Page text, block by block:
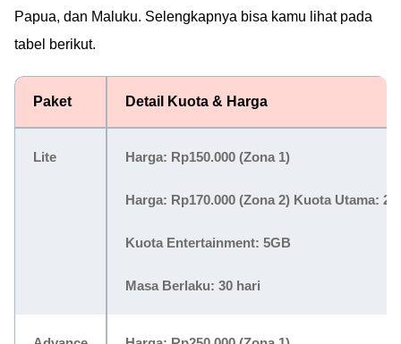
Papua, dan Maluku. Selengkapnya bisa kamu lihat pada
tabel berikut.
Paket Detail Kuota & Harga
Lite Harga: Rp150.000 (Zona 1)
Harga: Rp170.000 (Zona 2) Kuota Utama:
Kuota Entertainment: 5GB
Masa Berlaku: 30 hari